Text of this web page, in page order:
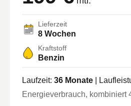
Lieferzeit
8 Wochen
Kraftstoff
Benzin
Laufzeit: 36 Monate |
Energieverbrauch, kombiniert